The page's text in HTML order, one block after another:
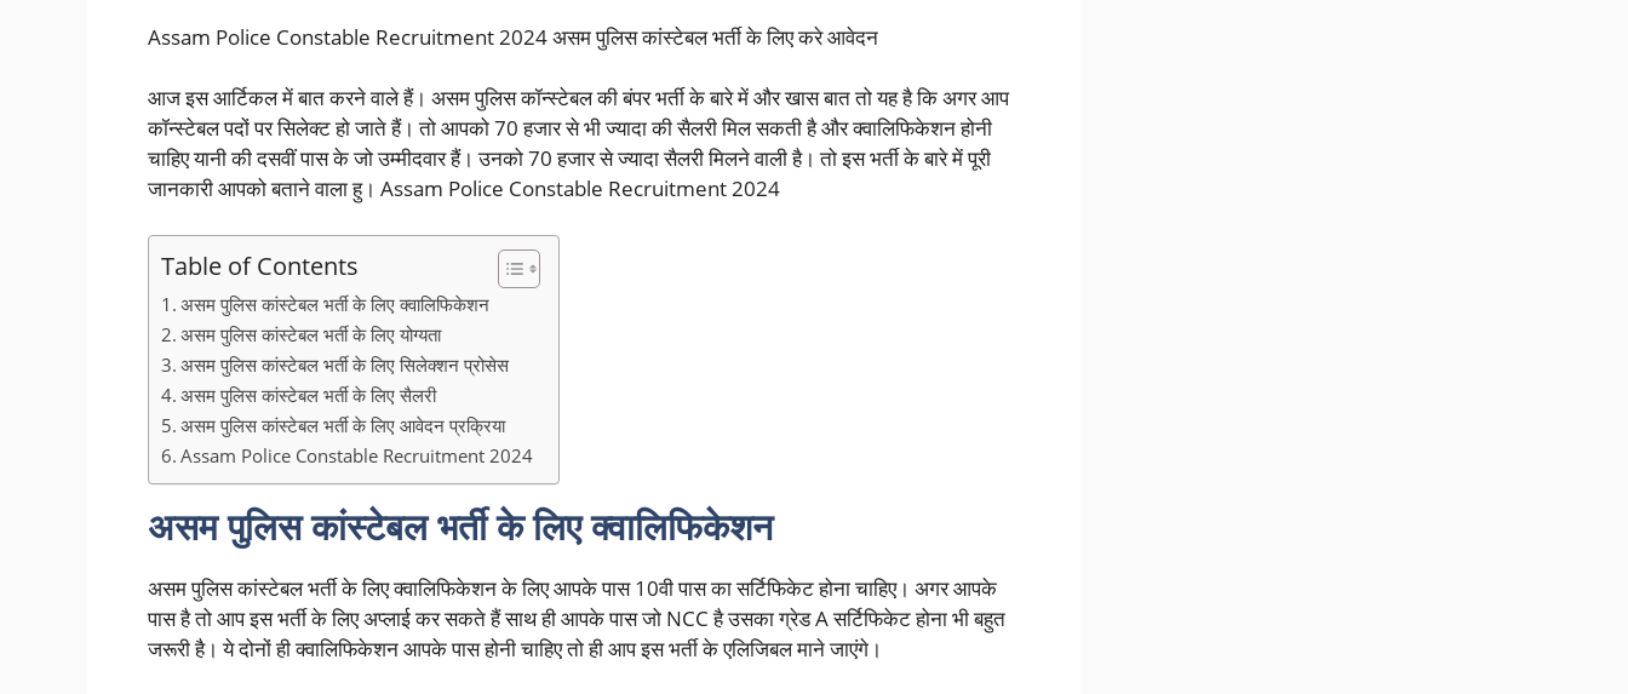
Assam Police Constable Recruitment 2024 असम पुलिस कांस्टेबल भर्ती के लिए करे आवेदन
आज इस आर्टिकल में बात करने वाले हैं। असम पुलिस कॉन्स्टेबल की बंपर भर्ती के बारे में और खास बात तो यह है कि अगर आप
कॉन्स्टेबल पदों पर सिलेक्ट हो जाते हैं। तो आपको 70 हजार से भी ज्यादा की सैलरी मिल सकती है और क्वालिफिकेशन होनी
चाहिए यानी की दसवीं पास के जो उम्मीदवार हैं। उनको 70 हजार से ज्यादा सैलरी मिलने वाली है। तो इस भर्ती के बारे में पूरी
जानकारी आपको बताने वाला हु। Assam Police Constable Recruitment 2024
Table of Contents
असम पुलिस कांस्टेबल भर्ती के लिए क्वालिफिकेशन
असम पुलिस कांस्टेबल भर्ती के लिए योग्यता
असम पुलिस कांस्टेबल भर्ती के लिए सिलेक्शन प्रोसेस
असम पुलिस कांस्टेबल भर्ती के लिए सैलरी
असम पुलिस कांस्टेबल भर्ती के लिए आवेदन प्रक्रिया
Assam Police Constable Recruitment 2024
असम पुलिस कांस्टेबल भर्ती के लिए क्वालिफिकेशन
असम पुलिस कांस्टेबल भर्ती के लिए क्वालिफिकेशन के लिए आपके पास 10वी पास का सर्टिफिकेट होना चाहिए। अगर आपके
पास है तो आप इस भर्ती के लिए अप्लाई कर सकते हैं साथ ही आपके पास जो NCC है उसका ग्रेड A सर्टिफिकेट होना भी बहुत
जरूरी है। ये दोनों ही क्वालिफिकेशन आपके पास होनी चाहिए तो ही आप इस भर्ती के एलिजिबल माने जाएंगे।